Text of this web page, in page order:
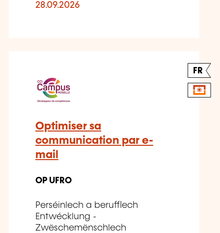
28.09.2026
FR
Optimiser sa
communication par e-
mail
OP UFRO
Perséinlech a berufflech
Entwécklung -
Zwëschemënschlech